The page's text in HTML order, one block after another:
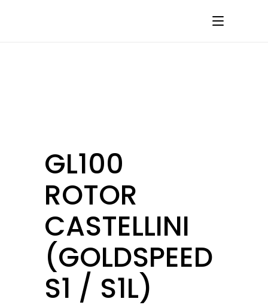
GL100
ROTOR
CASTELLINI
(GOLDSPEED
S1 / S1L)